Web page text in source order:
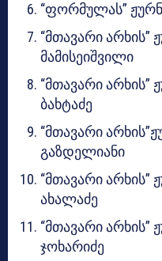
“ფორმულას”
“მთავარი არხის”
მამისეიშვილი
“მთავარი
ბახტაძე
“მთავარი
გაზდელიანი
“მთავარი
ახალაძე
“მთავარი არხის”
ჯოხარიძე